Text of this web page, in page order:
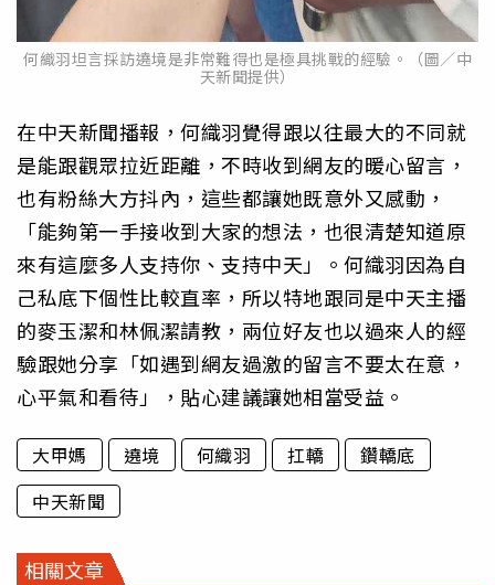
何織羽坦言採訪遶境是非常難得也是極具挑戰的經驗。（圖／中
天新聞提供）
在中天新聞播報，何織羽覺得跟以往最大的不同就
是能跟觀眾拉近距離，不時收到網友的暖心留言，
也有粉絲大方抖內，這些都讓她既意外又感動，
「能夠第一手接收到大家的想法，也很清楚知道原
來有這麼多人支持你、支持中天」。何織羽因為自
己私底下個性比較直率，所以特地跟同是中天主播
的麥玉潔和林佩潔請教，兩位好友也以過來人的經
驗跟她分享「如遇到網友過激的留言不要太在意，
心平氣和看待」，貼心建議讓她相當受益。
大甲媽 遶境 何織羽 扛轎
鑽轎底
中天新聞
相關文章